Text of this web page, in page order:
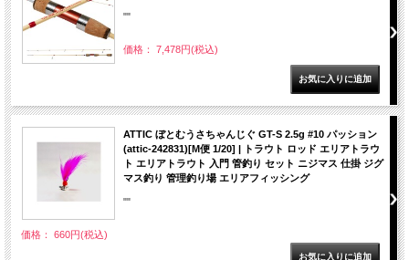
""
価格： 7,478円(税込)
ATTIC ぼとむうさちゃんじぐ GT-S 2.5g #10 パッション
(attic-242831)[M便 1/20] | トラウト ロッド エリアトラウ
ト エリアトラウト 入門 管釣り セット ニジマス 仕掛 ジグ
マス釣り 管理釣り場 エリアフィッシング
""
価格： 660円(税込)